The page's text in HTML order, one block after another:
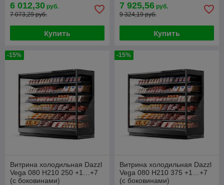
6 012,30 руб.
7 073,29 руб.
Купить
7 925,56 руб.
9 324,19 руб.
Купить
-15%
Витрина холодильная Dazzl
Vega 080 H210 250 +1…+7
(с боковинами)
-15%
Витрина холодильная Dazzl
Vega 080 H210 375 +1…+7
(с боковинами)